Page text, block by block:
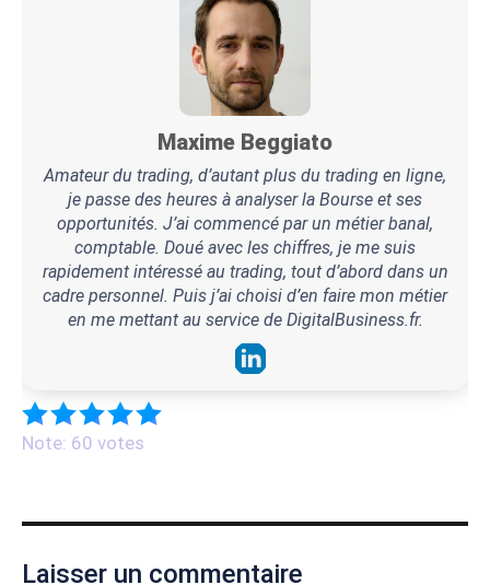
Maxime Beggiato
Amateur du trading, d’autant plus du trading en ligne,
je passe des heures à analyser la Bourse et ses
opportunités. J’ai commencé par un métier banal,
comptable. Doué avec les chiffres, je me suis
rapidement intéressé au trading, tout d’abord dans un
cadre personnel. Puis j’ai choisi d’en faire mon métier
en me mettant au service de DigitalBusiness.fr.
Note: 60 votes
Laisser un commentaire